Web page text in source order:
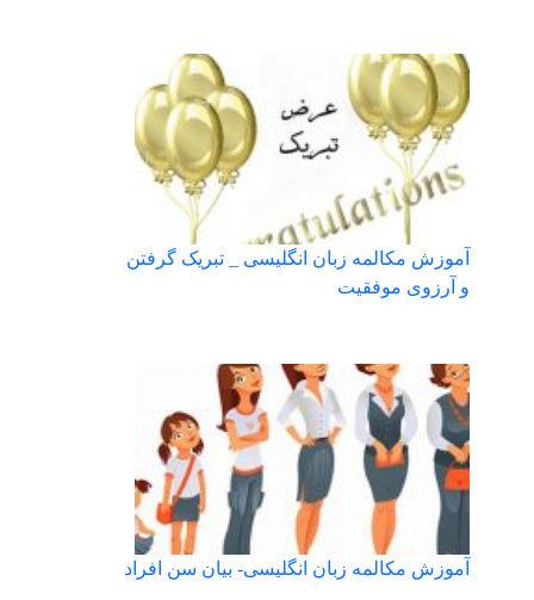
آموزش مکالمه زبان انگلیسی _ تبریک گرفتن
و آرزوی موفقیت
آموزش مکالمه زبان انگلیسی- بیان سن افراد